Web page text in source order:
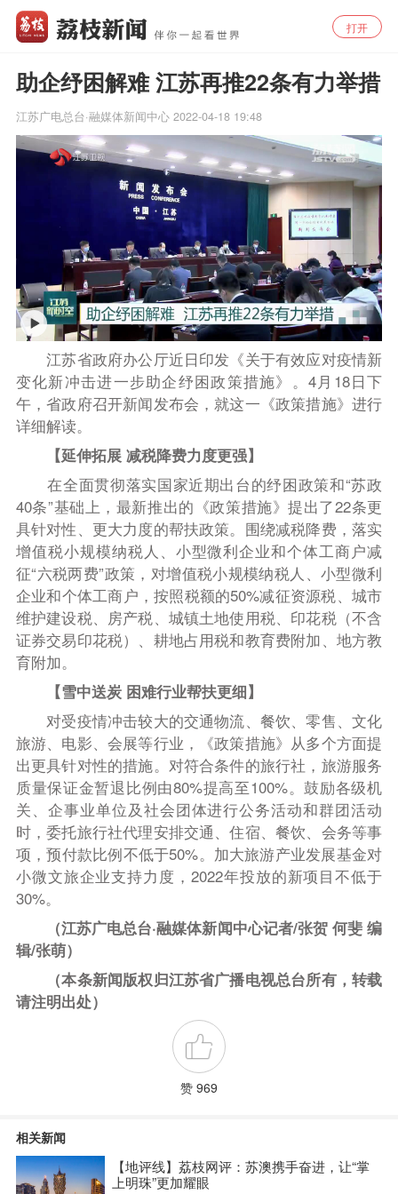
打开
助企纾困解难 江苏再推22条有力举措
江苏广电总台·融媒体新闻中心 2022-04-18 19:48
江苏省政府办公厅近日印发《关于有效应对疫情新
变化新冲击进一步助企纾困政策措施》。4月18日下
午，省政府召开新闻发布会，就这一《政策措施》进行
详细解读。
【延伸拓展 减税降费力度更强】
在全面贯彻落实国家近期出台的纾困政策和“苏政
40条”基础上，最新推出的《政策措施》提出了22条更
具针对性、更大力度的帮扶政策。围绕减税降费，落实
增值税小规模纳税人、小型微利企业和个体工商户减
征“六税两费”政策，对增值税小规模纳税人、小型微利
企业和个体工商户，按照税额的50%减征资源税、城市
维护建设税、房产税、城镇土地使用税、印花税（不含
证券交易印花税）、耕地占用税和教育费附加、地方教
育附加。
【雪中送炭 困难行业帮扶更细】
对受疫情冲击较大的交通物流、餐饮、零售、文化
旅游、电影、会展等行业，《政策措施》从多个方面提
出更具针对性的措施。对符合条件的旅行社，旅游服务
质量保证金暂退比例由80%提高至100%。鼓励各级机
关、企事业单位及社会团体进行公务活动和群团活动
时，委托旅行社代理安排交通、住宿、餐饮、会务等事
项，预付款比例不低于50%。加大旅游产业发展基金对
小微文旅企业支持力度，2022年投放的新项目不低于
30%。
（江苏广电总台·融媒体新闻中心记者/张贺 何斐 编
辑/张萌）
（本条新闻版权归江苏省广播电视总台所有，转载
请注明出处）
赞 969
相关新闻
【地评线】荔枝网评：苏澳携手奋进，让“掌
上明珠”更加耀眼